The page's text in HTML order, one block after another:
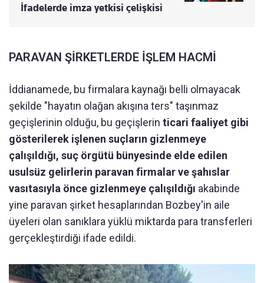
İfadelerde imza yetkisi çelişkisi
PARAVAN ŞİRKETLERDE İŞLEM HACMİ
İddianamede, bu firmalara kaynağı belli olmayacak
şekilde "hayatın olağan akışına ters" taşınmaz
geçişlerinin olduğu, bu geçişlerin ticari faaliyet gibi
gösterilerek işlenen suçların gizlenmeye
çalışıldığı, suç örgütü bünyesinde elde edilen
usulsüz gelirlerin paravan firmalar ve şahıslar
vasıtasıyla önce gizlenmeye çalışıldığı akabinde
yine paravan şirket hesaplarından Bozbey'in aile
üyeleri olan sanıklara yüklü miktarda para transferleri
gerçekleştirdiği ifade edildi.